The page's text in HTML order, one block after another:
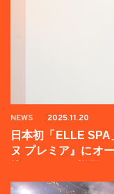
NEWS 2025.11.20
日本初「ELLE
ヌ プレミア』にオ